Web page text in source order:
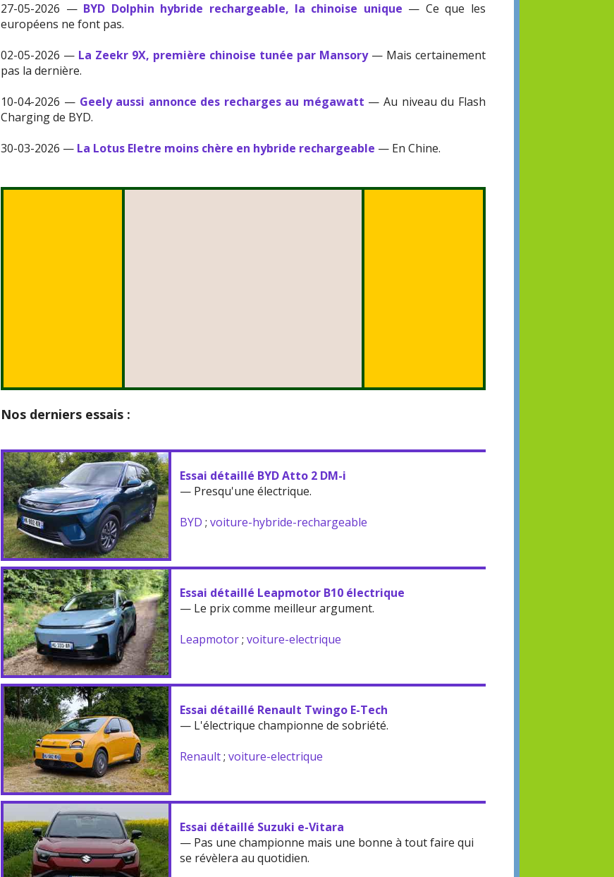
27-05-2026 — BYD Dolphin hybride rechargeable, la chinoise unique — Ce que les
européens ne font pas.
02-05-2026 — La Zeekr 9X, première chinoise tunée par Mansory— Mais certainement
pas la dernière.
10-04-2026 — Geely aussi annonce des recharges au mégawatt — Au niveau du Flash
Charging de BYD.
30-03-2026 — La Lotus Eletre moins chère en hybride rechargeable — En Chine.
Nos derniers essais :
Essai détaillé BYD Atto 2 DM-i
— Presqu'une électrique.
BYD ;voiture-hybride-rechargeable
Essai détaillé Leapmotor B10 électrique
— Le prix comme meilleur argument.
Leapmotor;voiture-electrique
Essai détaillé Renault Twingo E-Tech
— L'électrique championne de sobriété.
Renault;voiture-electrique
Essai détaillé Suzuki e-Vitara
— Pas une championne mais une bonne à tout faire qui
se révèlera au quotidien.